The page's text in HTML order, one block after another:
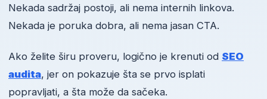
Nekada sadržaj postoji, ali nema internih linkova.
Nekada je poruka dobra, ali nema jasan CTA.
Ako želite širu proveru, logično je krenuti od SEO
audita, jer on pokazuje šta se prvo isplati
popravljati, a šta može da sačeka.